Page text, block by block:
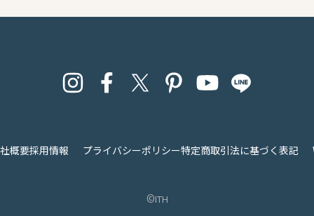
概要採用情報 プライバシーポリシー特定商取引法に基づく表記
©︎ith